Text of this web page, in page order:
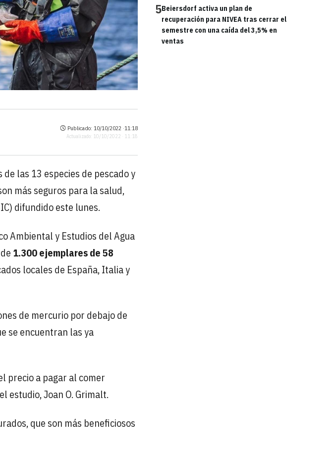
5Beiersdorf activa un plan de
recuperación para NIVEA tras cerrar el
semestre con una caída del 3,5% en
ventas
Publicado: 10/10/2022 ·11:18
Actualizado: 10/10/2022 · 11:18
de las 13 especies de pescado y
más seguros para la salud,
difundido este lunes.
Ambiental y Estudios del Agua
1.300 ejemplares de 58
locales de España, Italia y
de mercurio por debajo de
se encuentran las ya
precio a pagar al comer
estudio, Joan O. Grimalt.
que son más beneficiosos